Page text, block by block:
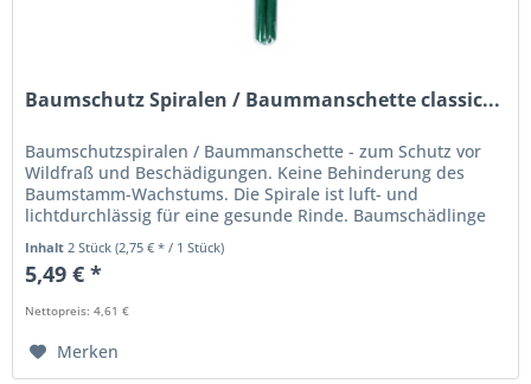
Baumschutz Spiralen / Baummanschette classic...
Baumschutzspiralen / Baummanschette - zum Schutz vor
Wildfraß und Beschädigungen. Keine Behinderung des
Baumstamm-Wachstums. Die Spirale ist luft- und
lichtdurchlässig für eine gesunde Rinde. Baumschädlinge
Inhalt 2 Stück(2,75 € * / 1 Stück)
5,49 € *
Nettopreis: 4,61 €
Merken